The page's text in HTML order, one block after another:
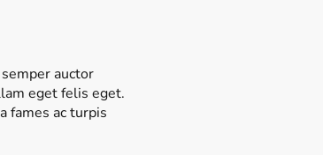
auctor
eget felis eget.
fames ac turpis